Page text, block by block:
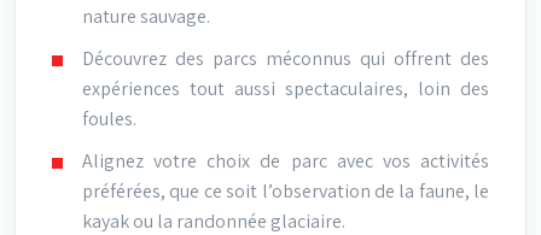
nature sauvage.
Découvrez des parcs méconnus qui offrent des
expériences tout aussi spectaculaires, loin des
foules.
Alignez votre choix de parc avec vos activités
préférées, que ce soit l’observation de la faune, le
kayak ou la randonnée glaciaire.